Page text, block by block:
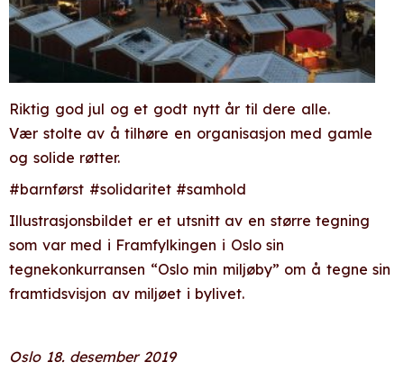
Riktig god jul og et godt nytt år til dere alle.
Vær stolte av å tilhøre en organisasjon med gamle
og solide røtter.
#barnførst #solidaritet #samhold
Illustrasjonsbildet er et utsnitt av en større tegning
som var med i Framfylkingen i Oslo sin
tegnekonkurransen “Oslo min miljøby” om å tegne sin
framtidsvisjon av miljøet i bylivet.
Oslo 18. desember 2019